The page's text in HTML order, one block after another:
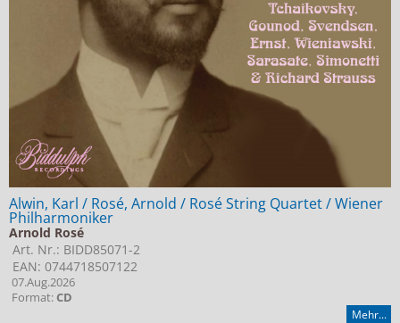
Alwin, Karl / Rosé, Arnold / Rosé String Quartet / Wiener
Philharmoniker
Arnold Rosé
Art. Nr.: BIDD85071-2
EAN: 0744718507122
07.Aug.2026
Format:CD
Mehr...